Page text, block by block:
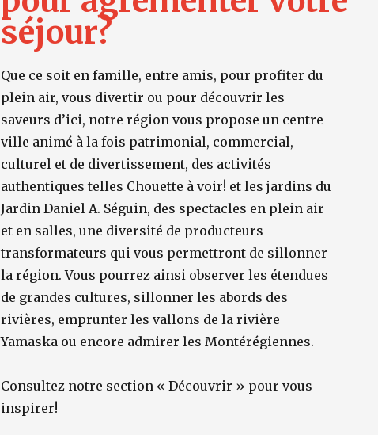
séjour?
Que ce soit en famille, entre amis, pour profiter du
plein air, vous divertir ou pour découvrir les
saveurs d’ici, notre région vous propose un centre-
ville animé à la fois patrimonial, commercial,
culturel et de divertissement, des activités
authentiques telles Chouette à voir! et les jardins du
Jardin Daniel A. Séguin, des spectacles en plein air
et en salles, une diversité de producteurs
transformateurs qui vous permettront de sillonner
la région. Vous pourrez ainsi observer les étendues
de grandes cultures, sillonner les abords des
rivières, emprunter les vallons de la rivière
Yamaska ou encore admirer les Montérégiennes.
Consultez notre section « Découvrir » pour vous
inspirer!